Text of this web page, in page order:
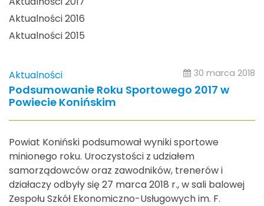
Aktualności 2016
Aktualności 2015
Aktualności 30 marca 2018
Podsumowanie Roku Sportowego 2017 w
Powiecie Konińskim
Powiat Koniński podsumował wyniki sportowe
minionego roku. Uroczystości z udziałem
samorządowców oraz zawodników, trenerów i
działaczy odbyły się 27 marca 2018 r., w sali balowej
Zespołu Szkół Ekonomiczno-Usługowych im. F.